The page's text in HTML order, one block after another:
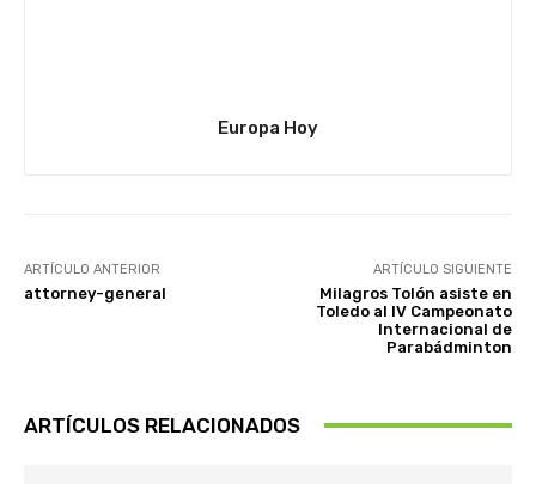
Europa Hoy
ARTÍCULO ANTERIOR
attorney-general
ARTÍCULO SIGUIENTE
Milagros Tolón asiste en
Toledo al IV Campeonato
Internacional de
Parabádminton
ARTÍCULOS RELACIONADOS